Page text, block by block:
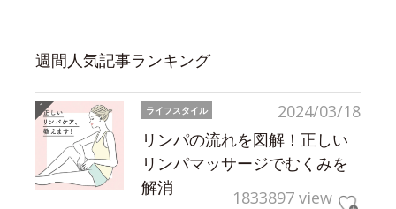
週間人気記事ランキング
2024/03/18
ライフスタイル
リンパの流れを図解！正しい
リンパマッサージでむくみを
解消
1833897 view